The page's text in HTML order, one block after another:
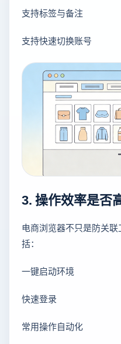
支持标签与备注
支持快速切换账号
3. 操作效率是否
电商浏览器不只是防关
括：
一键启动环境
快速登录
常用操作自动化